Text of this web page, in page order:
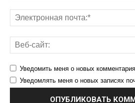
Уведомить меня о новых
Уведомлять меня о новых записях